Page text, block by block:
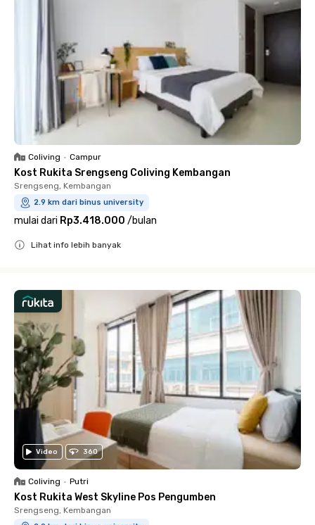
Coliving • Campur
Kost Rukita Srengseng Coliving Kembangan
Srengseng, Kembangan
2.9 km dari binus university
mulai dari Rp3.418.000 /bulan
Lihat info lebih banyak
Video 360
Coliving • Putri
Kost Rukita West Skyline Pos Pengumben
Srengseng, Kembangan